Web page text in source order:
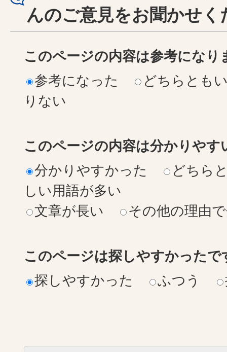
んのご意見をお聞かせく
このページの内容は参考になり
参考になった
どちらとも
りない
このページの内容は分かりやす
分かりやすかった
どちら
しい用語が多い
文章が長い
その他の理由
このページは探しやすかったで
探しやすかった
ふつう